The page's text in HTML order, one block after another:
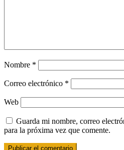
Nombre *
Correo electrónico *
Web
Guarda mi nombre, correo
para la próxima vez que comente.